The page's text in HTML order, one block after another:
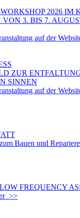
2026 IM
3. BIS 7.
auf der
ZUR
SINNEN
auf der
Bauen und
FREQUENCY
>>